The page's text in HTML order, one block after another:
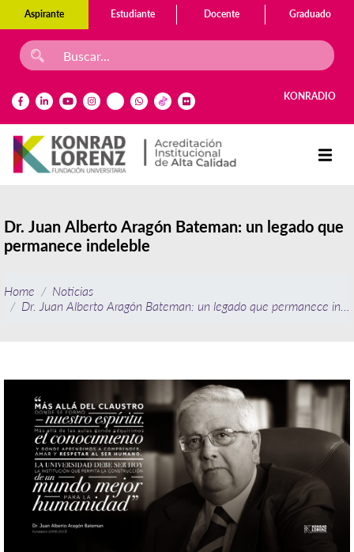
Aspirante Estudiante Docente Graduado
KONRADIO
Dr. Juan Alberto Aragón Bateman: un legado que
permanece indeleble
Home
Noticias
Dr. Juan Alberto Aragón Bateman: un legado que permanece